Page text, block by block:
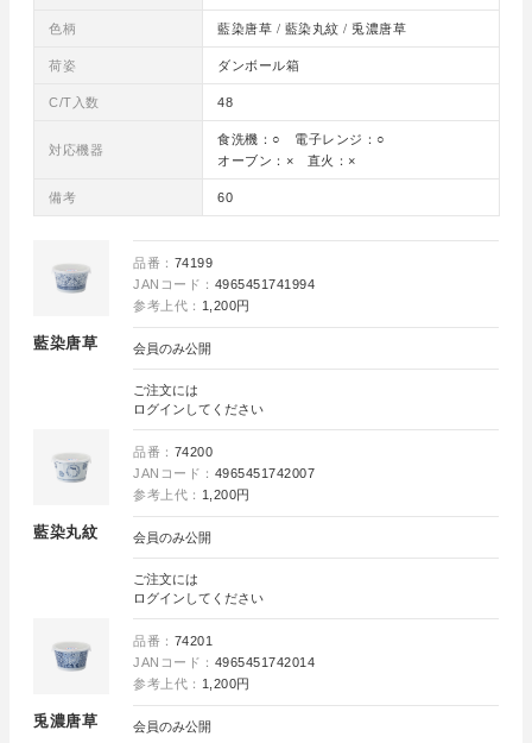
色柄 藍染唐草 / 藍染丸紋 / 兎濃唐草
荷姿 ダンボール箱
C/T入数 48
対応機器
食洗機：○ 電子レンジ：○
オーブン：× 直火：×
備考 60
藍染唐草
品番： 74199
JANコード： 4965451741994
参考上代： 1,200円
会員のみ公開
ご注文には
ログイン してください
藍染丸紋
品番： 74200
JANコード： 4965451742007
参考上代： 1,200円
会員のみ公開
ご注文には
ログイン してください
兎濃唐草
品番： 74201
JANコード： 4965451742014
参考上代： 1,200円
会員のみ公開